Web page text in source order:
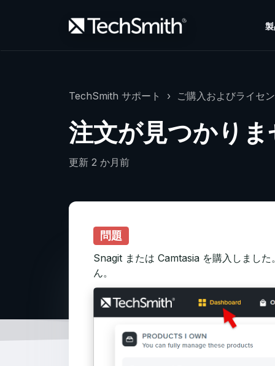
TechSmith サポート ご購入およびライセ
注文が見つかり
更新 2 か月前
問題
Snagit または Camtasia を購入しました
ん。